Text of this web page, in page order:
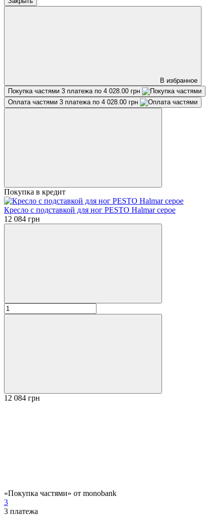
В избранное
Покупка частями 3 платежа по 4 028.00 грн
Оплата частями 3 платежа по 4 028.00 грн
Покупка в кредит
Кресло с подставкой для ног PESTO Halmar серое
12 084 грн
12 084 грн
«Покупка частями» от monobank
3
3 платежа